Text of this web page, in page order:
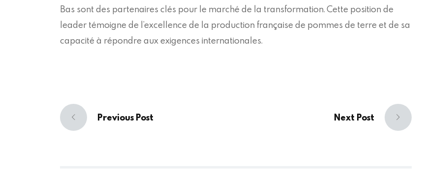
Bas sont des partenaires clés pour le marché de la transformation. Cette position de
leader témoigne de l’excellence de la production française de pommes de terre et de sa
capacité à répondre aux exigences internationales.
Navigation
Previous
Previous Post Next Post